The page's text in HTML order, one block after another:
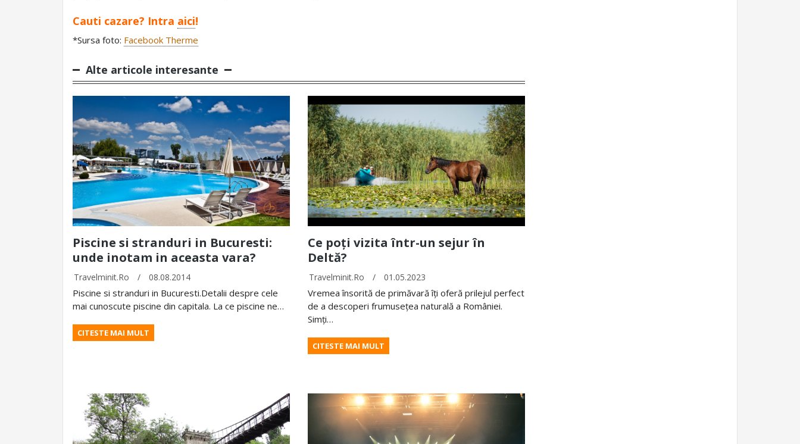
Cauti cazare? Intra aici!
*Sursa foto: Facebook Therme
Alte articole interesante
Piscine si stranduri in Bucuresti:
unde inotam in aceasta vara?
Travelminit.ro / 08.08.2014
Piscine si stranduri in Bucuresti.Detalii despre cele
mai cunoscute piscine din capitala. La ce piscine ne…
CITESTE MAI MULT
Ce poți vizita într-un sejur în
Deltă?
Travelminit.ro / 01.05.2023
Vremea însorită de primăvară îți oferă prilejul perfect
de a descoperi frumusețea naturală a României.
Simți…
CITESTE MAI MULT